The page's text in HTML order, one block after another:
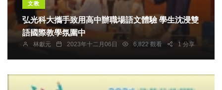
文教
弘光科大攜手致用高中辦職場語文體驗 學生沈浸雙
語國際教學氛圍中
林獻元 2023年十二月06日 6,822 觀看 1 分享